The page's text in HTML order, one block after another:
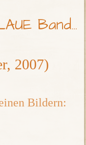
Band...
2007)
Bildern: